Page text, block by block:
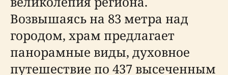
Возвышаясь на 83 метра над
городом, храм предлагает
панорамные виды, духовное
путешествие по 437 высеченным